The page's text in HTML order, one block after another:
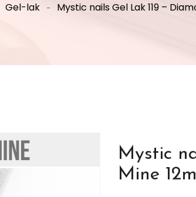
Gel-lak Mystic nails Gel Lak 119 –
Mystic
Mine